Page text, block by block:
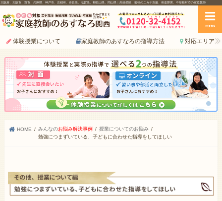
大阪府、大阪市、堺市、兵庫県、神戸市、京都府、奈良県、滋賀県、和歌山県、岡山県｜高校受験、勉強のニガテ克服、発達障害、不登校対応の家庭教師
menu
体験授業について 家庭教師のあすなろの指導方法 対応エリア
HOME みんなのお悩み解決事例
授業についてのお悩み
勉強につまずいている、子どもに合わせた指導をしてほしい